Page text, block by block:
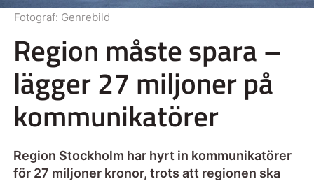
Region måste spara –
lägger 27 miljoner på
kommunikatörer
Region Stockholm har hyrt in kommunikatörer
för 27 miljoner kronor, trots att regionen ska
Fotograf: Genrebild